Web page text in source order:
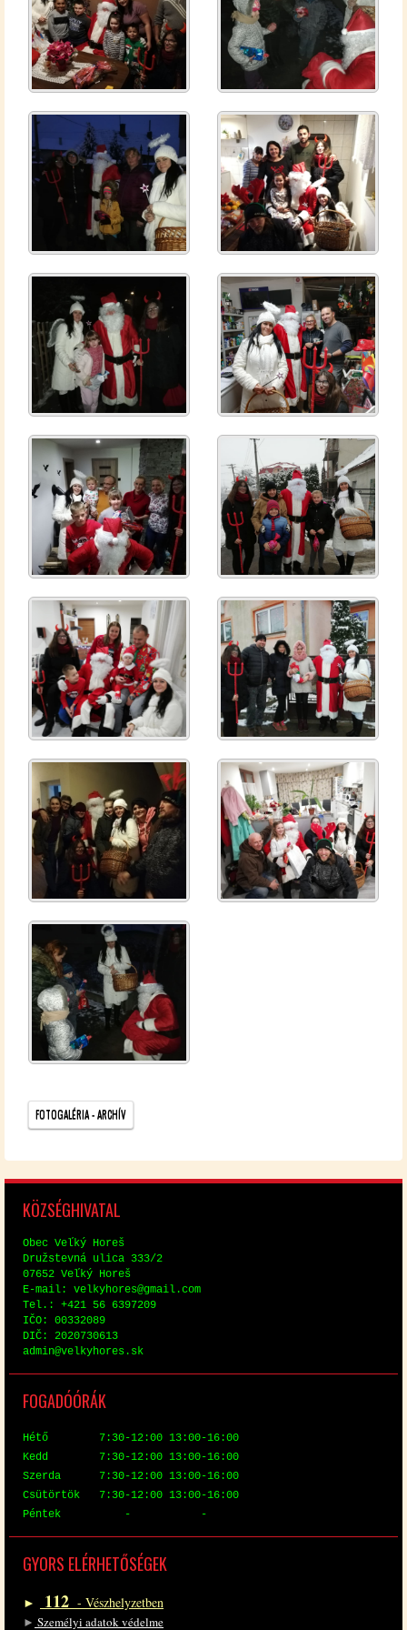
FO­TO­GA­LÉ­RIA - AR­CHÍV
KÖZ­SÉG­HI­VA­TAL
Obec Veľký Horeš
Družstev­ná uli­ca 333/2
07652 Veľký Horeš
E-mail: vel­ky­hores@​gmail.​com
Tel.: +421 56 6397209
IČO: 00332089
DIČ: 2020730613
ad­min@​vel​kyho​res.​sk
FO­GA­DÓ­ÓRÁK
Hé­tő 7:30-12:00 13:00-16:00
Kedd 7:30-12:00 13:00-16:00
Szer­da 7:30-12:00 13:00-16:00
Csü­tör­tök 7:30-12:00 13:00-16:00
Pén­tek - -
GYORS EL­ÉR­HE­TŐ­SÉ­GEK
► 112 - Vész­hely­zet­ben
► Sze­mé­lyi ada­tok vé­del­me